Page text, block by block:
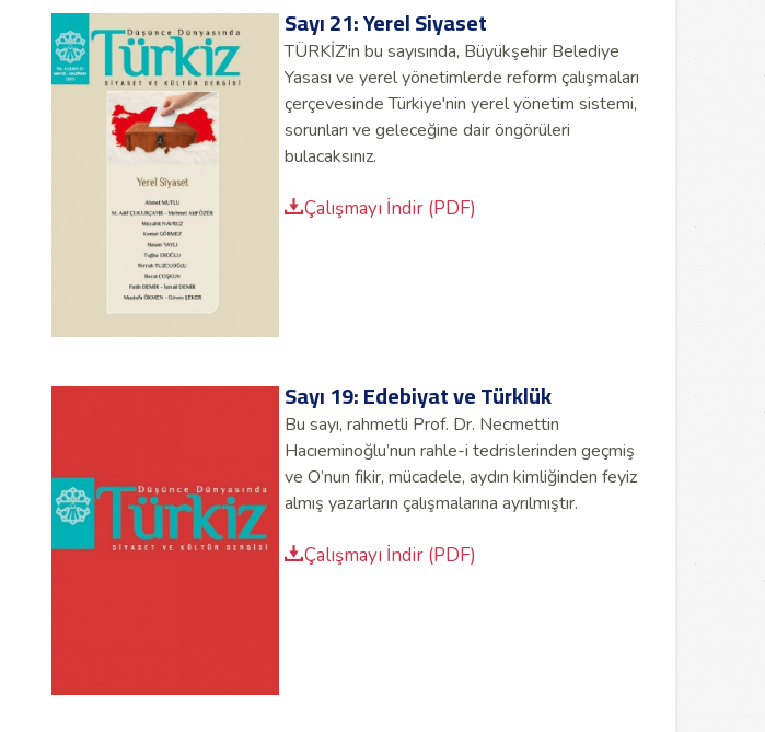
Sayı 21: Yerel Siyaset
TÜRKİZ'in bu sayısında, Büyükşehir Belediye
Yasası ve yerel yönetimlerde reform çalışmaları
çerçevesinde Türkiye'nin yerel yönetim sistemi,
sorunları ve geleceğine dair öngörüleri
bulacaksınız.
Çalışmayı İndir (PDF)
Sayı 19: Edebiyat ve Türklük
Bu sayı, rahmetli Prof. Dr. Necmettin
Hacıeminoğlu’nun rahle-i tedrislerinden geçmiş
ve O’nun fikir, mücadele, aydın kimliğinden feyiz
almış yazarların çalışmalarına ayrılmıştır.
Çalışmayı İndir (PDF)